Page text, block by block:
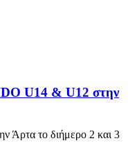
U14 & U12 στην
Άρτα το διήμερο 2 και 3